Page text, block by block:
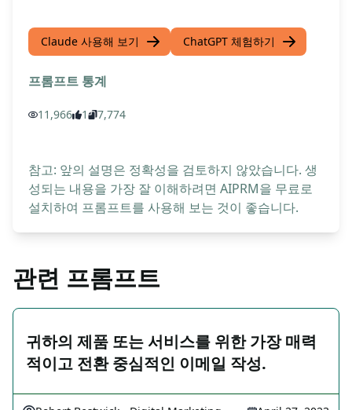
Claude 사용해 보기 ChatGPT 체험하기
프롬프트 통계
11,966 1 7,774
참고: 앞의 설명은 정확성을 검토하지 않았습니다. 생
성되는 내용을 가장 잘 이해하려면 AIPRM을 무료로
설치하여 프롬프트를 사용해 보는 것이 좋습니다.
관련 프롬프트
귀하의 제품 또는 서비스를 위한 가장 매력
적이고 전환 중심적인 이메일 작성.